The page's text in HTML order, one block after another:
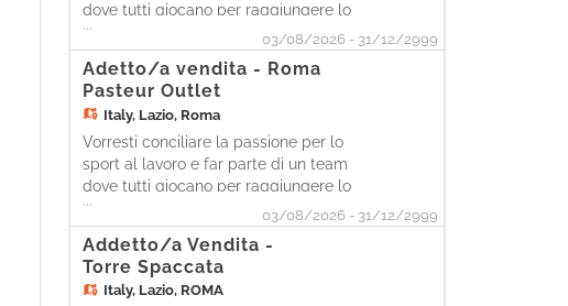
dove tutti giocano per raggiungere lo
stesso obiettivo? Allora potresti essere
l'atleta che stiamo cercando per il ruolo
di SALES ASSISTANT in Cisalfa Sport!
Noi siamo presenti con più di 160 negozi
in 18 regioni d'Itali
...
03/08/2026 - 31/12/2999
Adetto/a vendita - Roma
Pasteur Outlet
Italy, Lazio, Roma
Vorresti conciliare la passione per lo
sport al lavoro e far parte di un team
dove tutti giocano per raggiungere lo
stesso obiettivo? Allora potresti essere
l'atleta che stiamo cercando per il ruolo
di SALES ASSISTANT in Cisalfa Sport!
Noi siamo presenti con più di 160 negozi
in 18 regioni d'Itali
...
03/08/2026 - 31/12/2999
Addetto/a Vendita -
Torre Spaccata
Italy, Lazio, ROMA